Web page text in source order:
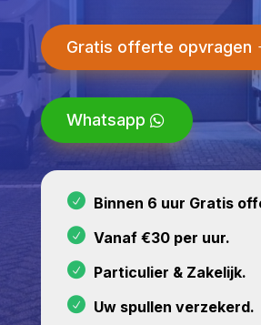
Gratis offerte opvragen
Whatsapp
Binnen 6 uur Gratis
Vanaf €30 per uur.
Particulier & Zakelijk.
Uw spullen verzekerd.